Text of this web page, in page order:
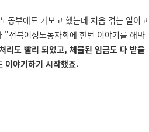
동부에도 가보고 했는데 처음 겪는 일이고
"전북여성노동자회에 한번 이야기를 해봐
리도 빨리 되었고, 체불된 임금도 다 받을
이야기하기 시작했죠.